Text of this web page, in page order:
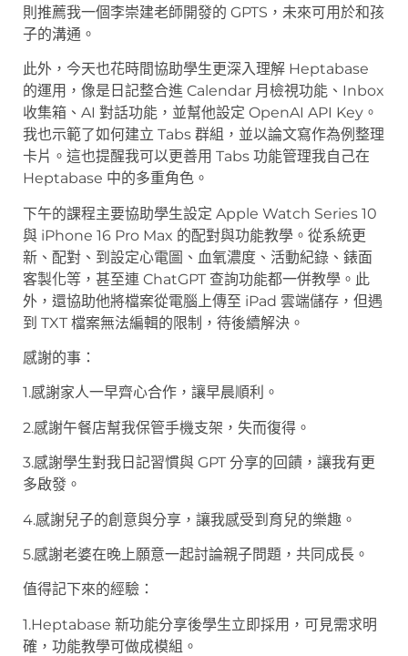
則推薦我一個李崇建老師開發的 GPTS，未來可用於和孩
子的溝通。
此外，今天也花時間協助學生更深入理解 Heptabase
的運用，像是日記整合進 Calendar 月檢視功能、Inbox
收集箱、AI 對話功能，並幫他設定 OpenAI API Key。
我也示範了如何建立 Tabs 群組，並以論文寫作為例整理
卡片。這也提醒我可以更善用 Tabs 功能管理我自己在
Heptabase 中的多重角色。
下午的課程主要協助學生設定 Apple Watch Series 10
與 iPhone 16 Pro Max 的配對與功能教學。從系統更
新、配對、到設定心電圖、血氧濃度、活動紀錄、錶面
客製化等，甚至連 ChatGPT 查詢功能都一併教學。此
外，還協助他將檔案從電腦上傳至 iPad 雲端儲存，但遇
到 TXT 檔案無法編輯的限制，待後續解決。
感謝的事：
1.感謝家人一早齊心合作，讓早晨順利。
2.感謝午餐店幫我保管手機支架，失而復得。
3.感謝學生對我日記習慣與 GPT 分享的回饋，讓我有更
多啟發。
4.感謝兒子的創意與分享，讓我感受到育兒的樂趣。
5.感謝老婆在晚上願意一起討論親子問題，共同成長。
值得記下來的經驗：
1.Heptabase 新功能分享後學生立即採用，可見需求明
確，功能教學可做成模組。